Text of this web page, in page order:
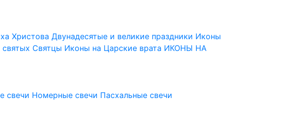
ХристоваДвунадесятые и великие праздники Иконы
Святцы Иконы на Царские врата ИКОНЫ НА
свечи Номерные свечи Пасхальные свечи